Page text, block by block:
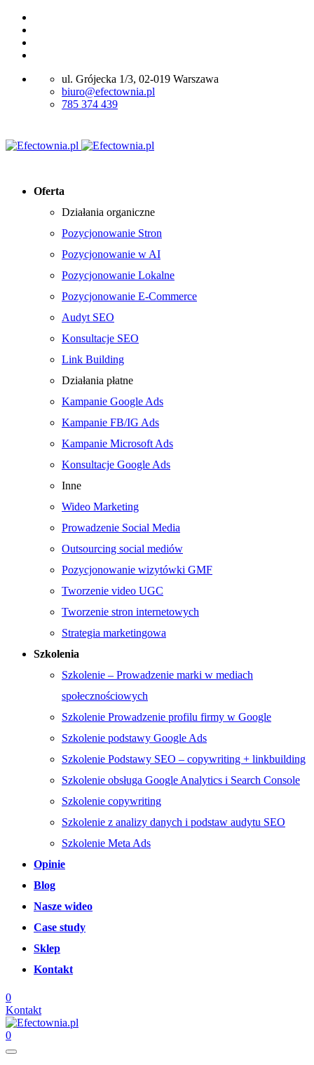
ul. Grójecka 1/3, 02-019 Warszawa
biuro@efectownia.pl
785 374 439
Oferta
Działania organiczne
Pozycjonowanie Stron
Pozycjonowanie w AI
Pozycjonowanie Lokalne
Pozycjonowanie E-Commerce
Audyt SEO
Konsultacje SEO
Link Building
Działania płatne
Kampanie Google Ads
Kampanie FB/IG Ads
Kampanie Microsoft Ads
Konsultacje Google Ads
Inne
Wideo Marketing
Prowadzenie Social Media
Outsourcing social mediów
Pozycjonowanie wizytówki GMF
Tworzenie video UGC
Tworzenie stron internetowych
Strategia marketingowa
Szkolenia
Szkolenie – Prowadzenie marki w mediach
społecznościowych
Szkolenie Prowadzenie profilu firmy w Google
Szkolenie podstawy Google Ads
Szkolenie Podstawy SEO – copywriting + linkbuilding
Szkolenie obsługa Google Analytics i Search Console
Szkolenie copywriting
Szkolenie z analizy danych i podstaw audytu SEO
Szkolenie Meta Ads
Opinie
Blog
Nasze wideo
Case study
Sklep
Kontakt
0
Kontakt
0